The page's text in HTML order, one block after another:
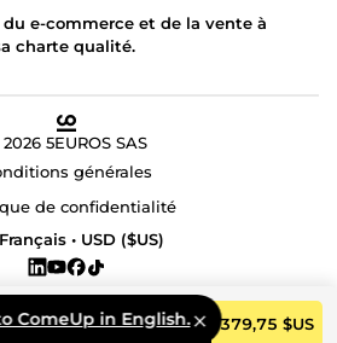
Commander 379,75 $US
ComeUp in English.
e-commerce et de la vente à
charte qualité.
5EUROS SAS
générales
de confidentialité
Français • USD ($US)